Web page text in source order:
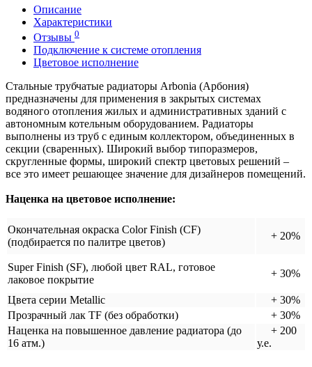
Описание
Характеристики
Отзывы 0
Подключение к системе отопления
Цветовое исполнение
Стальные трубчатые радиаторы Arbonia (Арбония)
предназначены для применения в закрытых системах
водяного отопления жилых и административных зданий с
автономным котельным оборудованием. Радиаторы
выполнены из труб с единым коллектором, объединенных в
секции (сваренных). Широкий выбор типоразмеров,
скругленные формы, широкий спектр цветовых решений –
все это имеет решающее значение для дизайнеров помещений.
Наценка на цветовое исполнение:
Окончательная окраска Color Finish (CF)
(подбирается по палитре цветов)
+ 20%
Super Finish (SF), любой цвет RAL, готовое
лаковое покрытие
+ 30%
Цвета серии Metallic
+ 30%
Прозрачный лак TF (без обработки)
+ 30%
Наценка на повышенное давление радиатора (до
16 атм.)
+ 200
у.е.